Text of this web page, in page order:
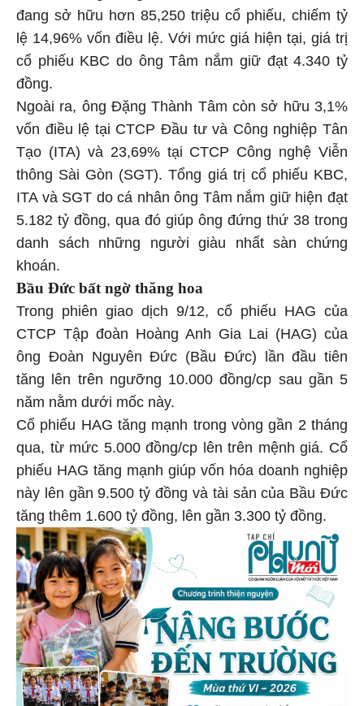
đang sở hữu hơn 85,250 triệu cổ phiếu, chiếm tỷ
lệ 14,96% vốn điều lệ. Với mức giá hiện tại, giá trị
cổ phiếu KBC do ông Tâm nắm giữ đạt 4.340 tỷ
đồng.
Ngoài ra, ông Đặng Thành Tâm còn sở hữu 3,1%
vốn điều lệ tại CTCP Đầu tư và Công nghiệp Tân
Tạo (ITA) và 23,69% tại CTCP Công nghệ Viễn
thông Sài Gòn (SGT). Tổng giá trị cổ phiếu KBC,
ITA và SGT do cá nhân ông Tâm nắm giữ hiện đạt
5.182 tỷ đồng, qua đó giúp ông đứng thứ 38 trong
danh sách những người giàu nhất sàn chứng
khoán.
Bầu Đức bất ngờ thăng hoa
Trong phiên giao dịch 9/12, cổ phiếu HAG của
CTCP Tập đoàn Hoàng Anh Gia Lai (HAG) của
ông Đoàn Nguyên Đức (Bầu Đức) lần đầu tiên
tăng lên trên ngưỡng 10.000 đồng/cp sau gần 5
năm nằm dưới mốc này.
Cổ phiếu HAG tăng mạnh trong vòng gần 2 tháng
qua, từ mức 5.000 đồng/cp lên trên mệnh giá. Cổ
phiếu HAG tăng mạnh giúp vốn hóa doanh nghiệp
này lên gần 9.500 tỷ đồng và tài sản của Bầu Đức
tăng thêm 1.600 tỷ đồng, lên gần 3.300 tỷ đồng.